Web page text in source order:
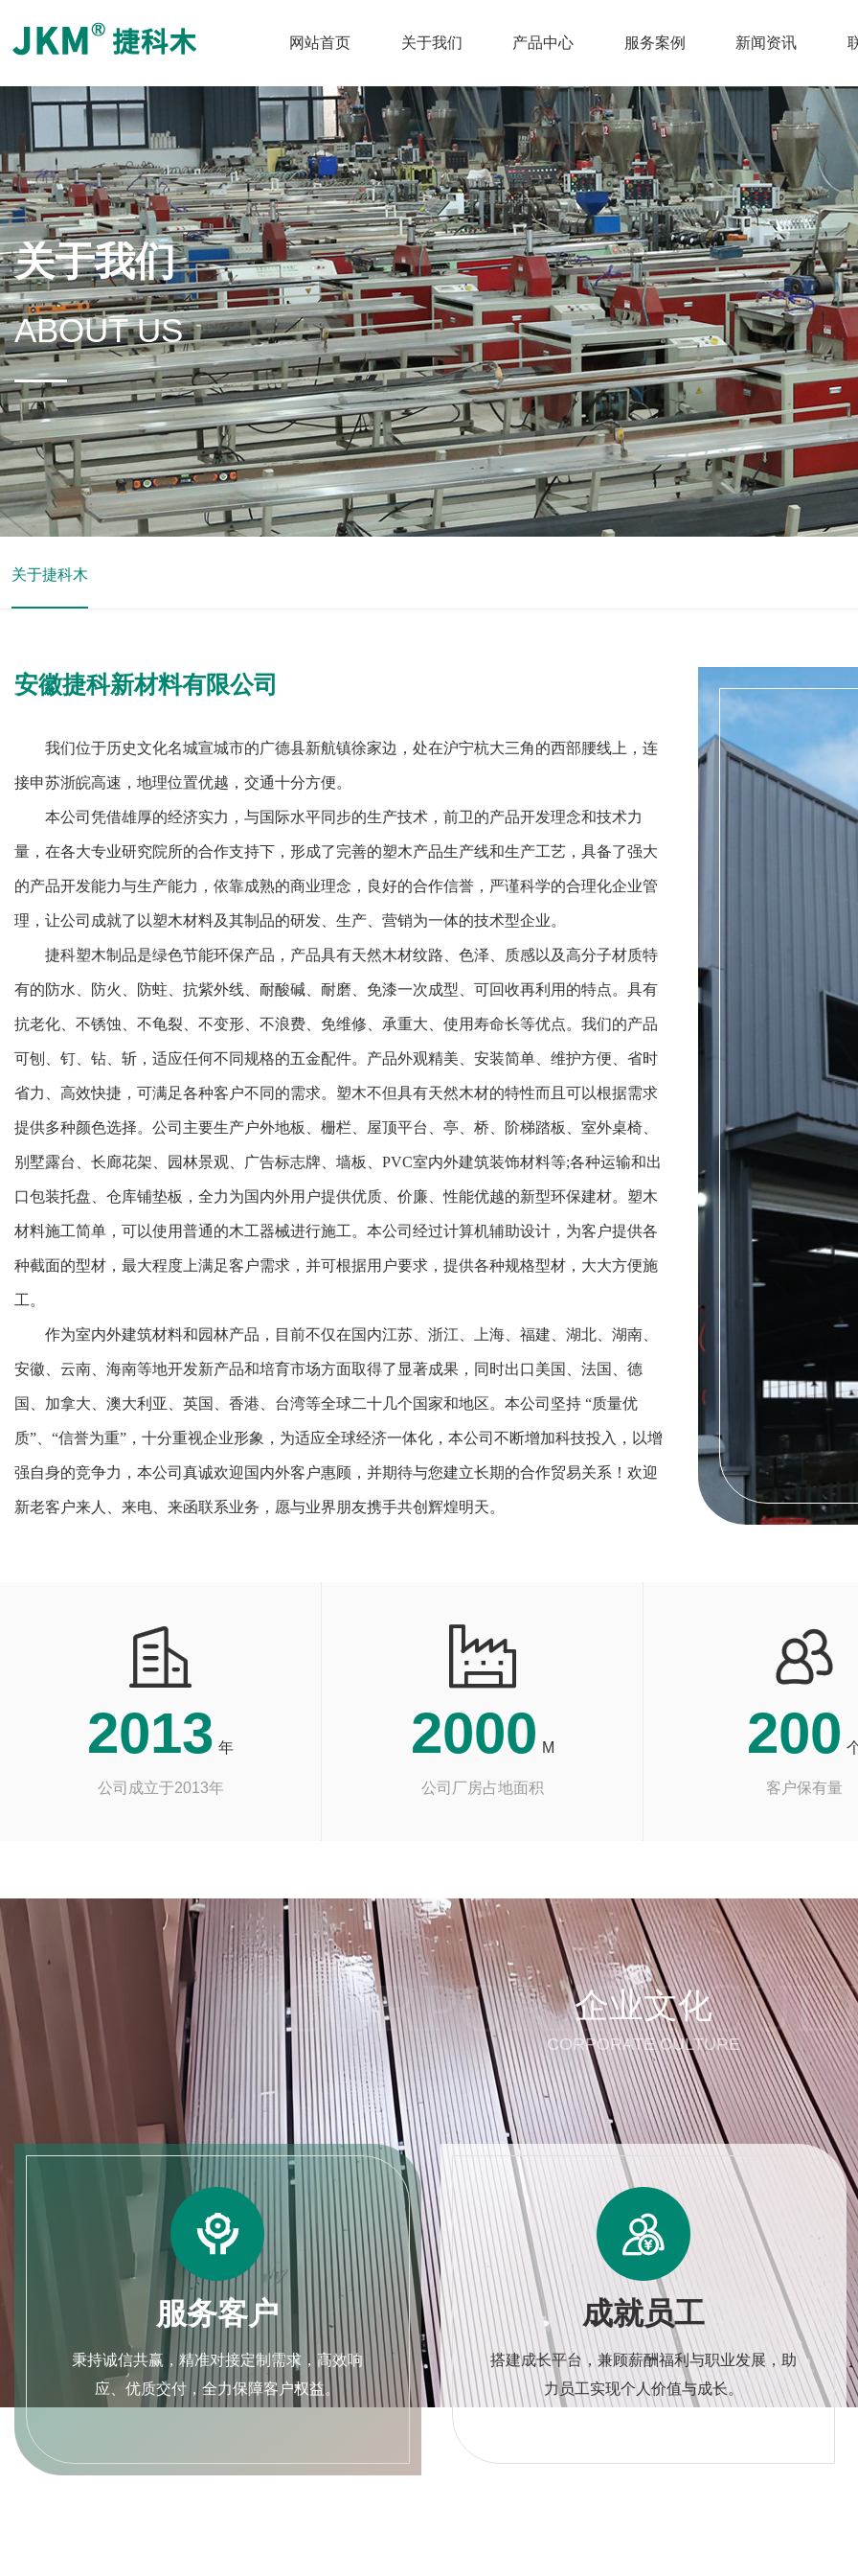
网站首页 关于我们 产品中心 服务案例 新闻资讯
关于我们
ABOUT US
关于捷科木
安徽捷科新材料有限公司
我们位于历史文化名城宣城市的广德县新航镇徐家边，处在沪宁杭大三角的西部腰线上，连
接申苏浙皖高速，地理位置优越，交通十分方便。
本公司凭借雄厚的经济实力，与国际水平同步的生产技术，前卫的产品开发理念和技术力
量，在各大专业研究院所的合作支持下，形成了完善的塑木产品生产线和生产工艺，具备了强大
的产品开发能力与生产能力，依靠成熟的商业理念，良好的合作信誉，严谨科学的合理化企业管
理，让公司成就了以塑木材料及其制品的研发、生产、营销为一体的技术型企业。
捷科塑木制品是绿色节能环保产品，产品具有天然木材纹路、色泽、质感以及高分子材质特
有的防水、防火、防蛀、抗紫外线、耐酸碱、耐磨、免漆一次成型、可回收再利用的特点。具有
抗老化、不锈蚀、不龟裂、不变形、不浪费、免维修、承重大、使用寿命长等优点。我们的产品
可刨、钉、钻、斩，适应任何不同规格的五金配件。产品外观精美、安装简单、维护方便、省时
省力、高效快捷，可满足各种客户不同的需求。塑木不但具有天然木材的特性而且可以根据需求
提供多种颜色选择。公司主要生产户外地板、栅栏、屋顶平台、亭、桥、阶梯踏板、室外桌椅、
别墅露台、长廊花架、园林景观、广告标志牌、墙板、PVC室内外建筑装饰材料等;各种运输和出
口包装托盘、仓库铺垫板，全力为国内外用户提供优质、价廉、性能优越的新型环保建材。塑木
材料施工简单，可以使用普通的木工器械进行施工。本公司经过计算机辅助设计，为客户提供各
种截面的型材，最大程度上满足客户需求，并可根据用户要求，提供各种规格型材，大大方便施
工。
作为室内外建筑材料和园林产品，目前不仅在国内江苏、浙江、上海、福建、湖北、湖南、
安徽、云南、海南等地开发新产品和培育市场方面取得了显著成果，同时出口美国、法国、德
国、加拿大、澳大利亚、英国、香港、台湾等全球二十几个国家和地区。本公司坚持 “质量优
质”、“信誉为重”，十分重视企业形象，为适应全球经济一体化，本公司不断增加科技投入，以增
强自身的竞争力，本公司真诚欢迎国内外客户惠顾，并期待与您建立长期的合作贸易关系！欢迎
新老客户来人、来电、来函联系业务，愿与业界朋友携手共创辉煌明天。

2013 年
公司成立于2013年

2000 M
公司厂房占地面积

200
客户保有量
CORPORATE
企业文化
CORPORATE CULTURE

服务客户
秉持诚信共赢，精准对接定制需求，高效响
应、优质交付，全力保障客户权益。

成就员工
搭建成长平台，兼顾薪酬福利与职业发展，助
力员工实现个人价值与成长。